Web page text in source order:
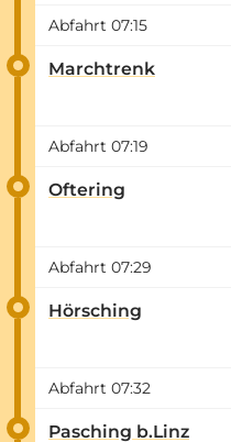
Abfahrt 07:15
Marchtrenk
Abfahrt 07:19
Oftering
Abfahrt 07:29
Hörsching
Abfahrt 07:32
Pasching b.Linz